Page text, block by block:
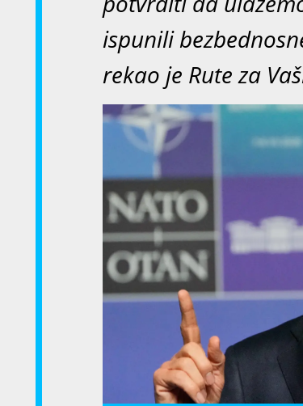
ispunili
rekao je Rute za